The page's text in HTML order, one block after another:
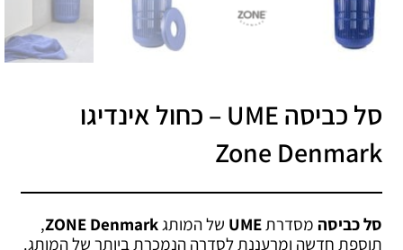
סל כביסה UME – כחול אינדיגו
Zone Denmark
סל כביסה מסדרת UME של המותג ZONE Denmark
,
תוספת חדשה ומרעננת לסדרה הנמכרת ביותר של המותג.